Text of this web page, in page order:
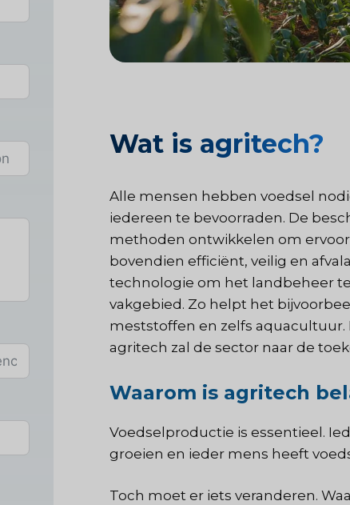
Wat is agritech?
Alle mensen hebben voedsel
iedereen te bevoorraden. De
methoden ontwikkelen om
bovendien efficiënt, veilig en
technologie om het landbeheer
vakgebied. Zo helpt het
meststoffen en zelfs
agritech zal de sector naar de
Waarom is agritech
Voedselproductie is essentieel.
groeien en ieder mens heeft
Toch moet er iets veranderen.